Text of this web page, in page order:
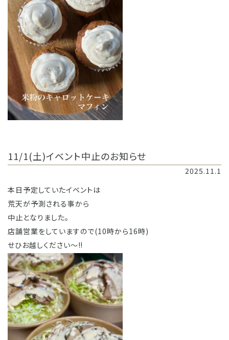
11/1(土)イベント中止のお知らせ
2025.11.1
本日予定していたイベントは
荒天が予測される事から
中止となりました。
店舗営業をしていますので(10時から16時)
せひお越しください〜‼️